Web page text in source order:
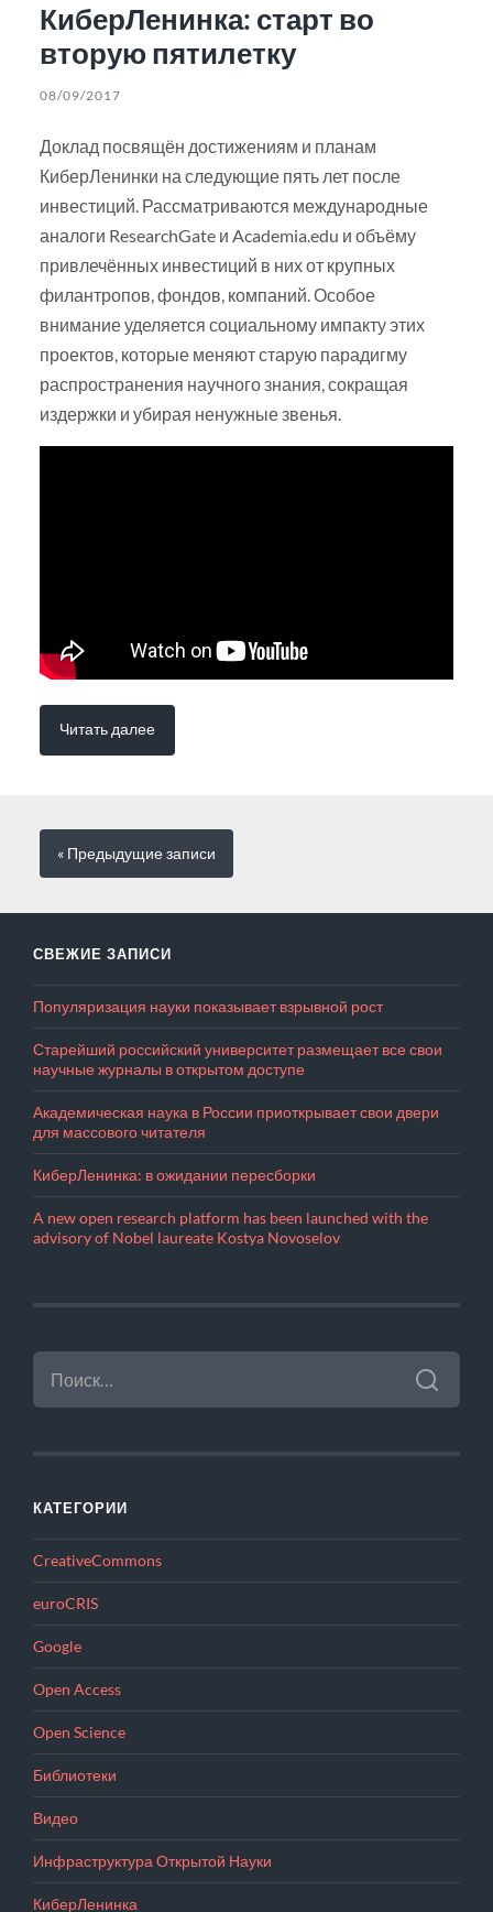
КиберЛенинка: старт во
вторую пятилетку
08/09/2017
Доклад посвящён достижениям и планам
КиберЛенинки на следующие пять лет после
инвестиций. Рассматриваются международные
аналоги ResearchGate и Academia.edu и объёму
привлечённых инвестиций в них от крупных
филантропов, фондов, компаний. Особое
внимание уделяется социальному импакту этих
проектов, которые меняют старую парадигму
распространения научного знания, сокращая
издержки и убирая ненужные звенья.
Читать далее
« Предыдущиезаписи
СВЕЖИЕ ЗАПИСИ
Популяризация науки показывает взрывной рост
Старейший российский университет размещает все свои
научные журналы в открытом доступе
Академическая наука в России приоткрывает свои двери
для массового читателя
КиберЛенинка: в ожидании пересборки
A new open research platform has been launched with the
advisory of Nobel laureate Kostya Novoselov
НАЙТИ:
КАТЕГОРИИ
CreativeCommons
euroCRIS
Google
Open Access
Open Science
Библиотеки
Видео
Инфраструктура Открытой Науки
КиберЛенинка